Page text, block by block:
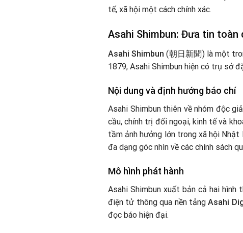
tế, xã hội một cách chính xác.
Asahi Shimbun: Đưa tin toàn
Asahi Shimbun (朝日新聞) là một
1879, Asahi Shimbun hiện có trụ sở
Nội dung và định hướng báo chí
Asahi Shimbun thiên về nhóm độc
cầu, chính trị đối ngoại, kinh tế và
tầm ảnh hưởng lớn trong xã hội Nhật
đa dạng góc nhìn về các chính sách
Mô hình phát hành
Asahi Shimbun xuất bản cả hai
điện tử thông qua nền tảngAsahi
đọc báo hiện đại.